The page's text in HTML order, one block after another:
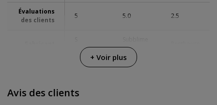
Évaluations
des clients
5 5.0 2.5
Pleasures
Fetish
Noir Noir
Matériau
+ Voir plus
Avis des clients